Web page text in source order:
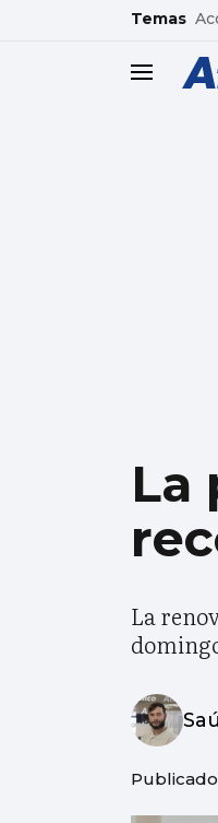
common.go-to-content
Temas
La
La